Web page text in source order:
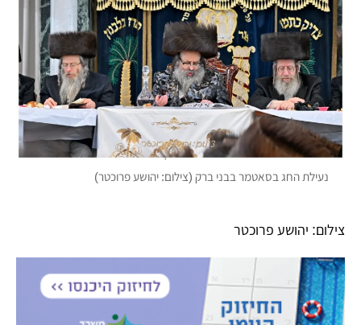
נעילת החג בסאטמר בבני ברק (צילום: יהושע פרוכטר)
צילום: יהושע פרוכטר